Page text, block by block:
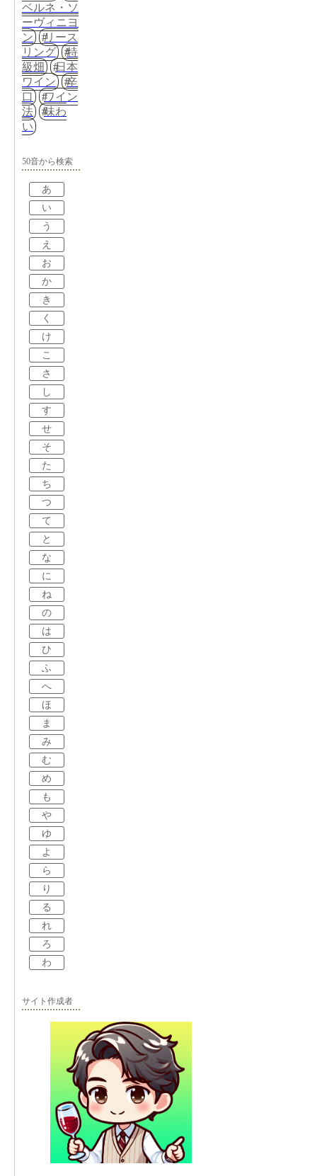
ベルネ・ソ
ーヴィニヨ
ン
リース
リング
特
級畑
日本
ワイン
辛
口
ワイン
法
味わ
い
50音から検索
あ
い
う
え
お
か
き
く
け
こ
さ
し
す
せ
そ
た
ち
つ
て
と
な
に
ね
の
は
ひ
ふ
へ
ほ
ま
み
む
め
も
や
ゆ
よ
ら
り
る
れ
ろ
わ
サイト作成者